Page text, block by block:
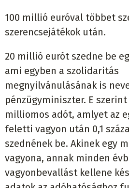
100 millió euróval többet
szerencsejátékok után.
20 millió eurót szedne be
ami egyben a szolidaritás
megnyilvánulásának is
pénzügyminiszter. E
milliomos adót, amlyet az
feletti vagyon után 0,1
szednének be. Akinek egy
vagyona, annak minden
vagyonbevallást kellene